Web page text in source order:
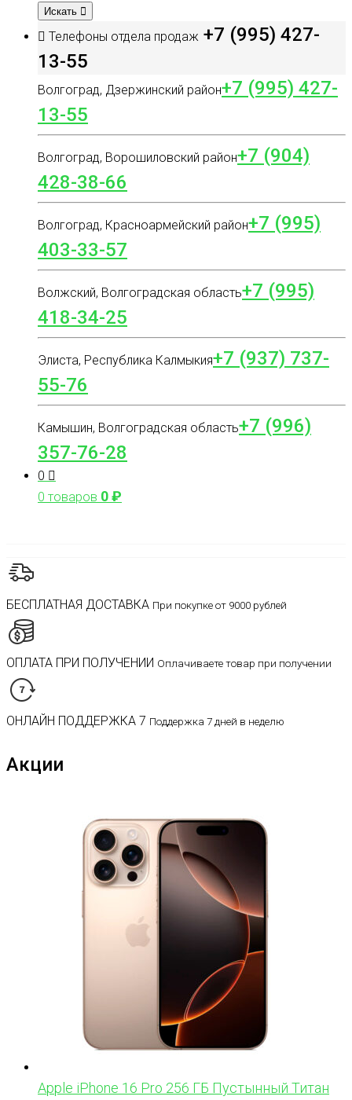
Искать
Телефоны отдела продаж +7 (995) 427-
13-55
Волгоград, Дзержинский район+7 (995) 427-
13-55
Волгоград, Ворошиловский район+7 (904)
428-38-66
Волгоград, Красноармейский район+7 (995)
403-33-57
Волжский, Волгоградская область+7 (995)
418-34-25
Элиста, Республика Калмыкия+7 (937) 737-
55-76
Камышин, Волгоградская область+7 (996)
357-76-28
0
0 товаров 0₽
БЕСПЛАТНАЯ ДОСТАВКА При покупке от 9000 рублей
ОПЛАТА ПРИ ПОЛУЧЕНИИ Оплачиваете товар при получении
ОНЛАЙН ПОДДЕРЖКА 7 Поддержка 7 дней в неделю
Акции
Apple iPhone 16 Pro 256 ГБ Пустынный Титан